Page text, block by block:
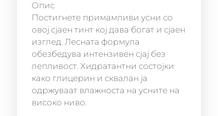
Опис
Постигнете примамливи усни со
овој сјаен тинт кој дава богат и сјаен
изглед. Лесната формула
обезбедува интензивен сјај без
лепливост. Хидратантни состојки
како глицерин и сквалан ја
одржуваат влажноста на усните на
високо ниво.